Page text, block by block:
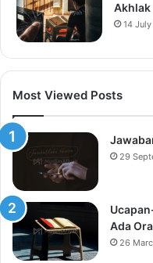
Akhlak
14
Most Viewed Posts
29
Ada
26